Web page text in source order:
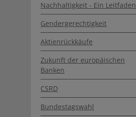
Nachhaltigkeit - Ein Leitfaden
Gendergerechtigkeit
Aktienrückkäufe
Zukunft der europäischen
Banken
CSRD
Bundestagswahl